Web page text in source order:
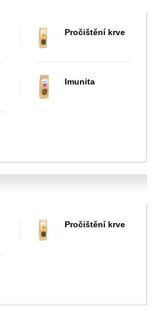
Pročištění krve
Imunita
Pročištění krve